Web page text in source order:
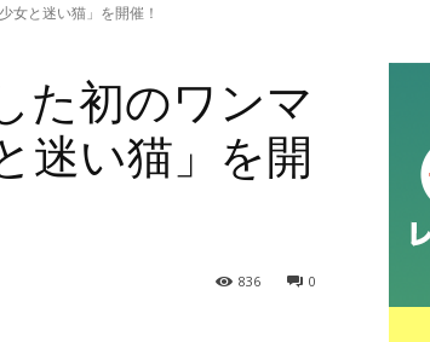
女と迷い猫」を開催！
た初のワンマ
迷い猫」を開
0
836